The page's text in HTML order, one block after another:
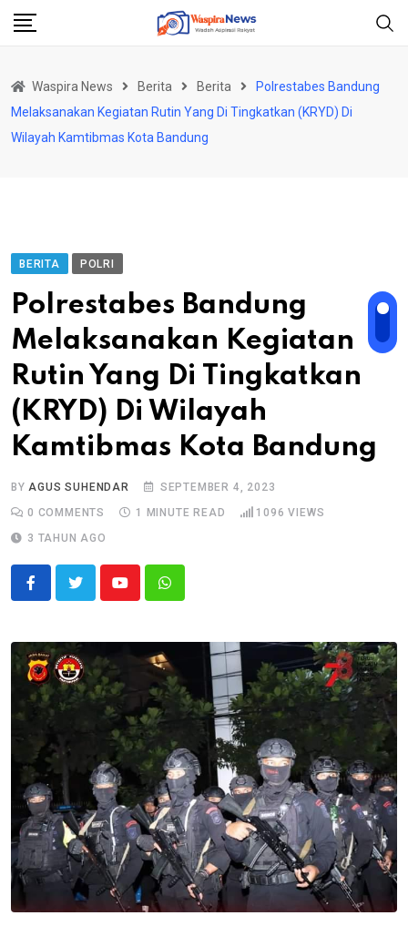
Skip
Waspira News Berita Berita
Polrestabes Bandung
Melaksanakan Kegiatan Rutin Yang Di Tingkatkan (KRYD) Di
Wilayah Kamtibmas Kota Bandung
BERITA POLRI
Polrestabes Bandung
Melaksanakan Kegiatan
Rutin Yang Di Tingkatkan
(KRYD) Di Wilayah
Kamtibmas Kota Bandung
BYAGUS SUHENDAR
SEPTEMBER 4, 2023
0 COMMENTS 1 MINUTE READ 1096 VIEWS
3 TAHUN AGO
YoutubeWhatsapp